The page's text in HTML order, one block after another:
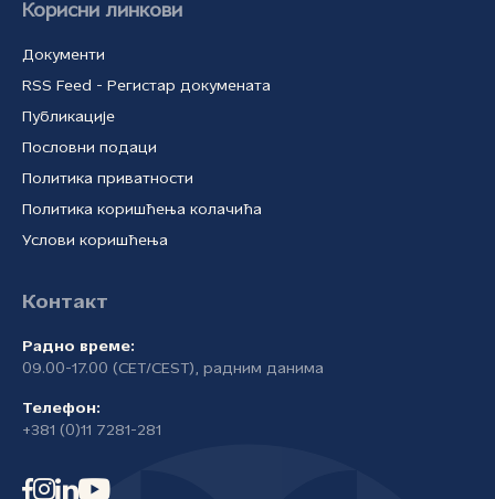
Корисни линкови
Документи
RSS Feed - Регистар докумената
Публикације
Пословни подаци
Политика приватности
Политика коришћења колачића
Услови коришћења
Контакт
Радно време:
09.00-17.00 (CET/CEST), радним данима
Телефон:
+381 (0)11 7281-281